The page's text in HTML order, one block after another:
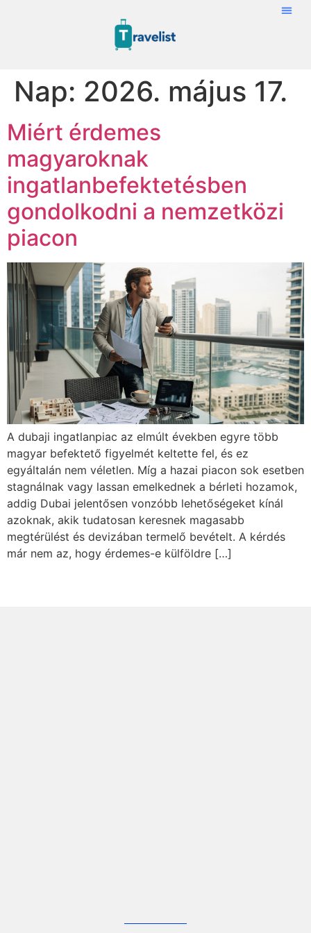
Nap: 2026. május 17.
Miért érdemes
magyaroknak
ingatlanbefektetésben
gondolkodni a nemzetközi
piacon
A dubaji ingatlanpiac az elmúlt években egyre több
magyar befektető figyelmét keltette fel, és ez
egyáltalán nem véletlen. Míg a hazai piacon sok esetben
stagnálnak vagy lassan emelkednek a bérleti hozamok,
addig Dubai jelentősen vonzóbb lehetőségeket kínál
azoknak, akik tudatosan keresnek magasabb
megtérülést és devizában termelő bevételt. A kérdés
már nem az, hogy érdemes-e külföldre […]